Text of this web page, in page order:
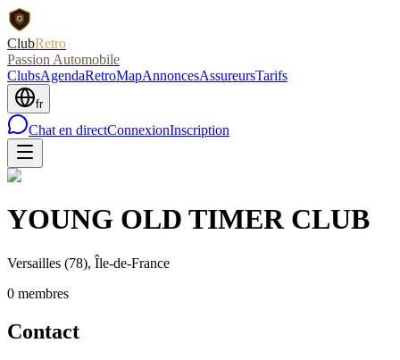
ClubRetro
Passion Automobile
ClubsAgendaRetroMapAnnoncesAssureursTarifs
fr
Chat en directConnexionInscription
YOUNG OLD TIMER CLUB
Versailles (78), Île-de-France
0 membres
Contact